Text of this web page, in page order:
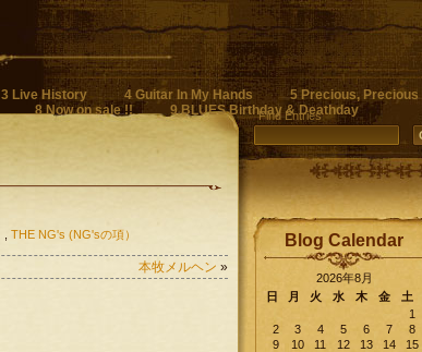
3 Live History 4 Guitar In My Hands 5 Precious, Precious
8 Now on sale !! 9 BLUES Birthday & Deathday
Find Entries
THE NG's (NG'sの項）
本牧メルヘン »
Blog Calendar
2026年8月
日
月 火 水 木 金
土
1
2
3 4 5 6 7
8
9
10 11 12 13 14
15